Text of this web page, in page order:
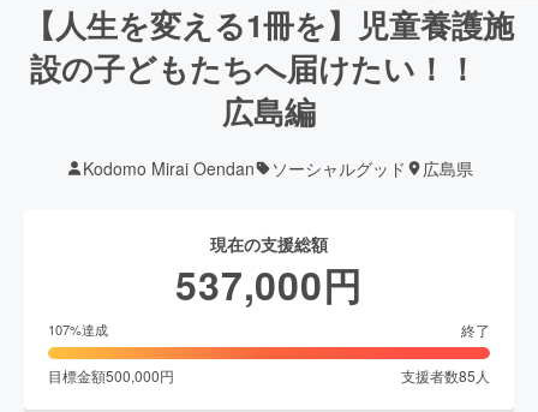
【人生を変える1冊を】児童養護施
設の子どもたちへ届けたい！！
広島編
Kodomo Mirai Oendan ソーシャルグッド 広島県
現在の支援総額
537,000円
107%達成 終了
目標金額500,000円 支援者数85 人